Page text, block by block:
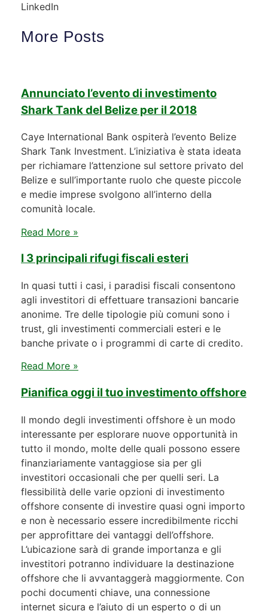
LinkedIn
More Posts
Annunciato l’evento di investimento
Shark Tank del Belize per il 2018
Caye International Bank ospiterà l’evento Belize
Shark Tank Investment. L’iniziativa è stata ideata
per richiamare l’attenzione sul settore privato del
Belize e sull’importante ruolo che queste piccole
e medie imprese svolgono all’interno della
comunità locale.
Read More »
I 3 principali rifugi fiscali esteri
In quasi tutti i casi, i paradisi fiscali consentono
agli investitori di effettuare transazioni bancarie
anonime. Tre delle tipologie più comuni sono i
trust, gli investimenti commerciali esteri e le
banche private o i programmi di carte di credito.
Read More »
Pianifica oggi il tuo investimento offshore
Il mondo degli investimenti offshore è un modo
interessante per esplorare nuove opportunità in
tutto il mondo, molte delle quali possono essere
finanziariamente vantaggiose sia per gli
investitori occasionali che per quelli seri. La
flessibilità delle varie opzioni di investimento
offshore consente di investire quasi ogni importo
e non è necessario essere incredibilmente ricchi
per approfittare dei vantaggi dell’offshore.
L’ubicazione sarà di grande importanza e gli
investitori potranno individuare la destinazione
offshore che li avvantaggerà maggiormente. Con
pochi documenti chiave, una connessione
internet sicura e l’aiuto di un esperto o di un